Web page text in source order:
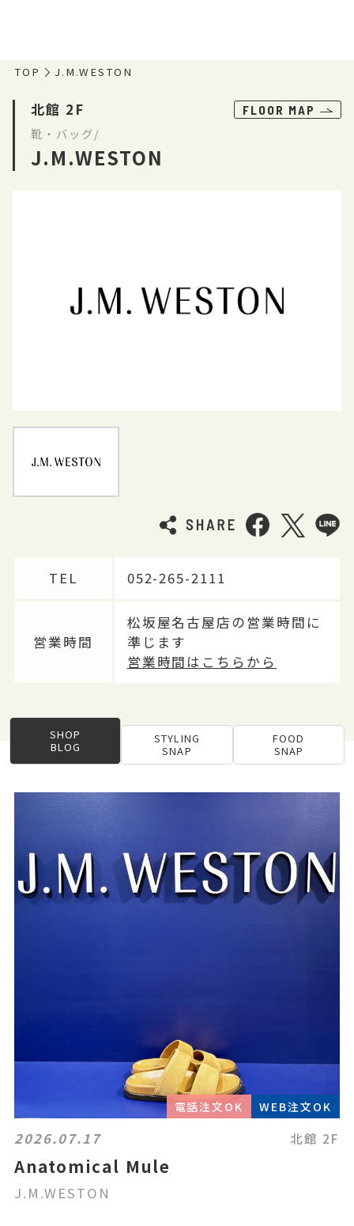
TOP J.M.WESTON
北館 2F FLOOR MAP
靴・バッグ/
J.M.WESTON
TEL 052-265-2111
営業時間
松坂屋名古屋店の営業時間に
準じます
営業時間はこちらから
SHOP
BLOG
STYLING
SNAP
FOOD
SNAP
電話注文OK WEB注文OK
2026.07.17 北館 2F
Anatomical Mule
J.M.WESTON